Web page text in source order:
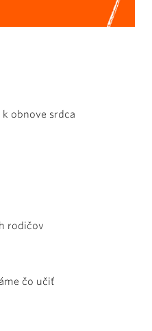
k obnove srdca
rodičov
čo učiť